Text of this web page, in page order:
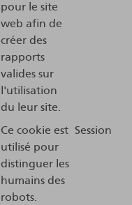
pour le site
web afin de
créer des
rapports
valides sur
l'utilisation
du leur site.
Ce cookie est
utilisé pour
distinguer les
humains des
robots.
Session